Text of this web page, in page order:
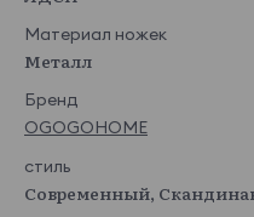
Материал ножек
Металл
Бренд
OGOGOHOME
стиль
Современный,